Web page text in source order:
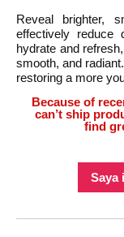
Reveal brighter,
effectively reduce
hydrate and
smooth, and
restoring a more
Because of
can’t ship
find
Saya